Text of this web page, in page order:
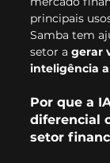
principais
Samba tem
setor a gerar
inteligência
Por que a
diferencial
setor